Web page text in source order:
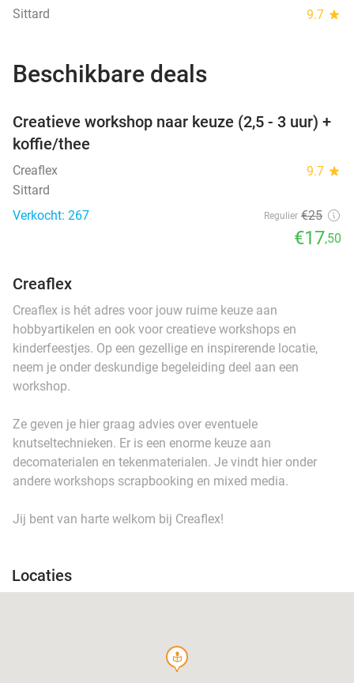
Sittard 9.7 star
Beschikbare deals
Creatieve workshop naar keuze (2,5 - 3 uur) +
koffie/thee
Creaflex 9.7 star
Sittard
Verkocht: 267
Regulier €25
€17,50
Creaflex
Creaflex is hét adres voor jouw ruime keuze aan
hobbyartikelen en ook voor creatieve workshops en
kinderfeestjes. Op een gezellige en inspirerende locatie,
neem je onder deskundige begeleiding deel aan een
workshop.
Ze geven je hier graag advies over eventuele
knutseltechnieken. Er is een enorme keuze aan
decomaterialen en tekenmaterialen. Je vindt hier onder
andere workshops scrapbooking en mixed media.
Jij bent van harte welkom bij Creaflex!
Locaties
course